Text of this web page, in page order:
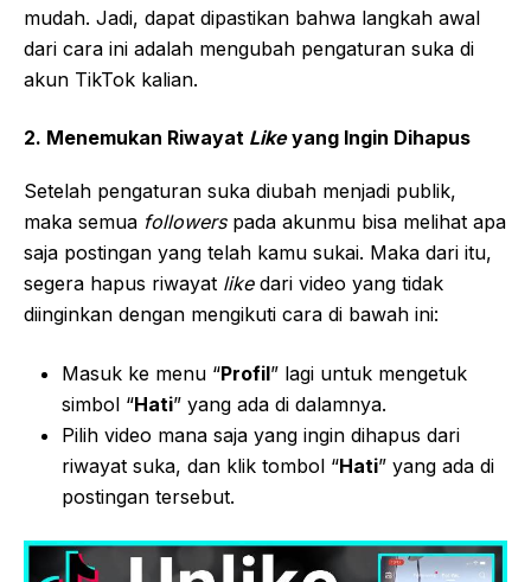
mudah. Jadi, dapat dipastikan bahwa langkah awal
dari cara ini adalah mengubah pengaturan suka di
akun TikTok kalian.
2. Menemukan Riwayat Likeyang Ingin Dihapus
Setelah pengaturan suka diubah menjadi publik,
maka semua followers pada akunmu bisa melihat apa
saja postingan yang telah kamu sukai. Maka dari itu,
segera hapus riwayat like dari video yang tidak
diinginkan dengan mengikuti cara di bawah ini:
Masuk ke menu “Profil” lagi untuk mengetuk
simbol “Hati” yang ada di dalamnya.
Pilih video mana saja yang ingin dihapus dari
riwayat suka, dan klik tombol “Hati” yang ada di
postingan tersebut.